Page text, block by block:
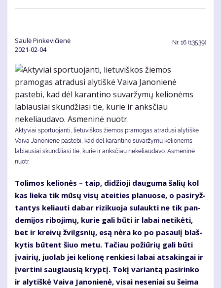
Saulė Pinkevičienė
2021-02-04
Nr. 16 (13539)
Aktyviai sportuojanti, lietuviškos žiemos pramogas atradusi alytiškė
Vaiva Janonienė pastebi, kad dėl karantino suvaržymų kelionėms
labiausiai skundžiasi tie, kurie ir anksčiau nekeliaudavo. Asmeninė
nuotr.
To­li­mos ke­lio­nės – taip, di­džio­ji dau­gu­ma ša­lių kol
kas lie­ka tik mū­sų vi­sų at­ei­ties pla­nuo­se, o pa­si­ryž­
tan­tys ke­liau­ti da­bar ri­zi­kuo­ja su­lauk­ti ne tik pan­
de­mi­jos ri­bo­ji­mų, ku­rie ga­li bū­ti ir la­bai ne­ti­kė­ti,
bet ir krei­vų žvilgs­nių, esą nė­ra ko po pa­sau­lį blaš­
ky­tis bū­tent šiuo me­tu. Ta­čiau po­žiū­rių ga­li bū­ti
įvai­rių, juo­lab jei ke­lio­nę ren­kie­si la­bai at­sa­kin­gai ir
įver­ti­ni sau­giau­sią kryp­tį. To­kį va­rian­tą pa­si­rin­ko
ir aly­tiš­kė Vai­va Ja­no­nie­nė, vi­sai ne­se­niai su šei­ma